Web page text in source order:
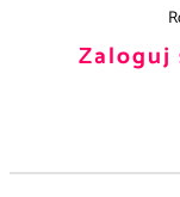
Zaloguj